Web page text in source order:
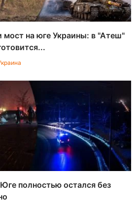
мост на юге Украины: в "Атеш"
полностью остался без